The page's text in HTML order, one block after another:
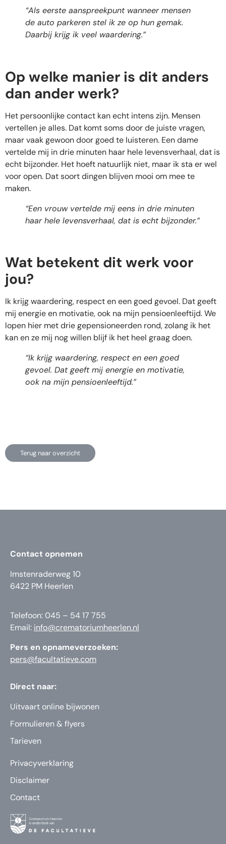
“Als eerste aanspreekpunt wanneer mensen
de auto parkeren stel ik ze op hun gemak.
Daarbij krijg ik veel waardering.”
Op welke manier is dit anders
dan ander werk?
Het persoonlijke contact kan echt intens zijn. Mensen
vertellen je alles. Dat komt soms door de juiste vragen,
maar vaak gewoon door goed te luisteren. Een dame
vertelde mij in drie minuten haar hele levensverhaal, dat is
echt bijzonder. Het hoeft natuurlijk niet, maar ik sta er wel
voor open. Dat soort dingen blijven mooi om mee te
maken.
“Een vrouw vertelde mij eens in drie minuten
haar hele levensverhaal, dat is echt bijzonder.”
Wat betekent dit werk voor
jou?
Ik krijg waardering, respect en een goed gevoel. Dat geeft
mij energie en motivatie, ook na mijn pensioenleeftijd. We
lopen hier met drie gepensioneerden rond, zolang ik het
kan en ze mij nog willen blijf ik het heel graag doen.
“Ik krijg waardering, respect en een goed
gevoel. Dat geeft mij energie en motivatie,
ook na mijn pensioenleeftijd.”
Terug naar overzicht
Contact opnemen
Imstenraderweg 10
6422 PM Heerlen
Telefoon: 045 – 54 17 755
Email: info@crematoriumheerlen.nl
Pers en opnameverzoeken:
pers@facultatieve.com
Direct naar:
Uitvaart online bijwonen
Formulieren & flyers
Tarieven
Privacyverklaring
Disclaimer
Contact